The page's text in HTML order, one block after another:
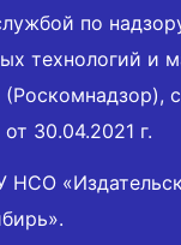
по
технологий и
30.04.2021 г.
НСО